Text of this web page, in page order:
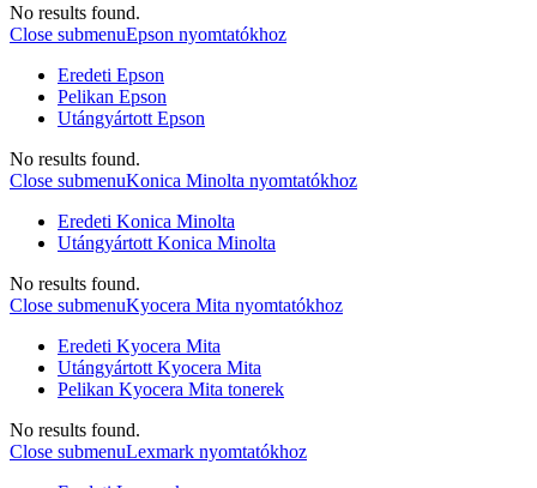
No results found.
Close submenuEpson nyomtatókhoz
Eredeti Epson
Pelikan Epson
Utángyártott Epson
No results found.
Close submenuKonica Minolta nyomtatókhoz
Eredeti Konica Minolta
Utángyártott Konica Minolta
No results found.
Close submenuKyocera Mita nyomtatókhoz
Eredeti Kyocera Mita
Utángyártott Kyocera Mita
Pelikan Kyocera Mita tonerek
No results found.
Close submenuLexmark nyomtatókhoz